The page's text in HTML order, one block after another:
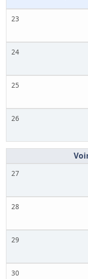
23
24
25
26
27
28
29
30